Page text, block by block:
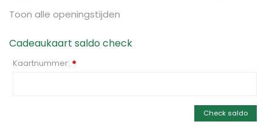
Toon alle openingstijden
Cadeaukaart saldo check
Kaartnummer: *
Check saldo